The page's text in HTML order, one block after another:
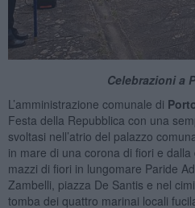
Celebrazioni a
L’amministrazione comunale di
Festa della Repubblica con una
svoltasi nell’atrio del palazzo
in mare di una corona di fiori e
mazzi di fiori in lungomare Paride
Zambelli, piazza De Santis e nel
tomba dei quattro marinai locali